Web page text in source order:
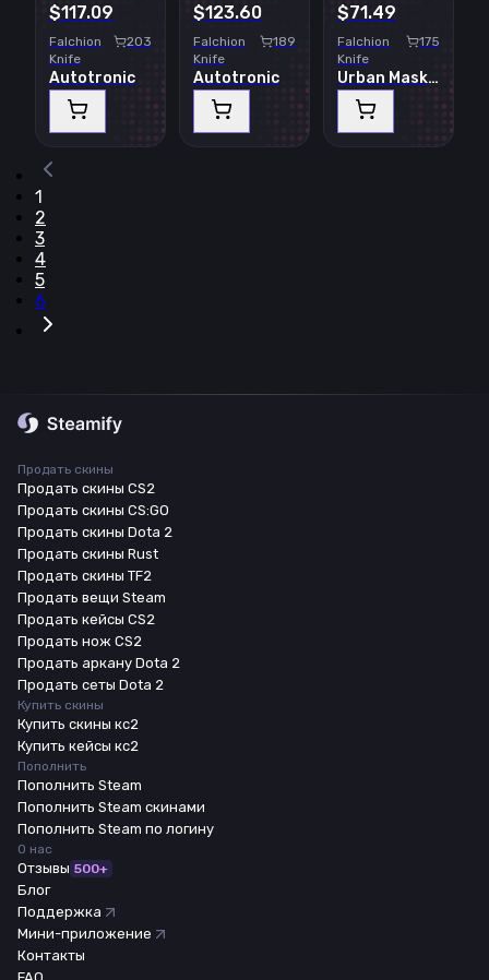
$117.09
Falchion
Knife
203
Autotronic
$123.60
Falchion
Knife
189
Autotronic
$71.49
Falchion
Knife
175
Urban Masked
1
2
3
4
5
6
Продать скины
Продать скины CS2
Продать скины CS:GO
Продать скины Dota 2
Продать скины Rust
Продать скины TF2
Продать вещи Steam
Продать кейсы CS2
Продать нож CS2
Продать аркану Dota 2
Продать сеты Dota 2
Купить скины
Купить скины кс2
Купить кейсы кс2
Пополнить
Пополнить Steam
Пополнить Steam скинами
Пополнить Steam по логину
О нас
Отзывы 500+
Блог
Поддержка
Мини-приложение
Контакты